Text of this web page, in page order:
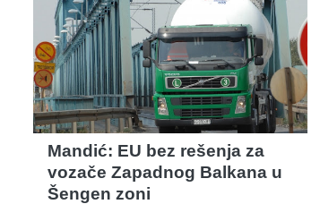
Mandić: EU bez rešenja za
vozače Zapadnog Balkana u
Šengen zoni